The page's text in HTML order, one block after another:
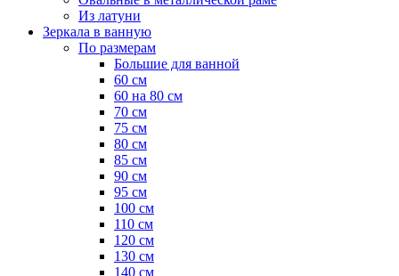
Из латуни
Зеркала в ванную
По размерам
Большие для ванной
60 см
60 на 80 см
70 см
75 см
80 см
85 см
90 см
95 см
100 см
110 см
120 см
130 см
140 см